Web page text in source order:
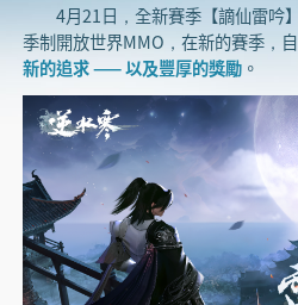
4月21日，全新賽季【謫仙雷吟
季制開放世界MMO，在新的賽季，
新的追求 —— 以及豐厚的獎勵。